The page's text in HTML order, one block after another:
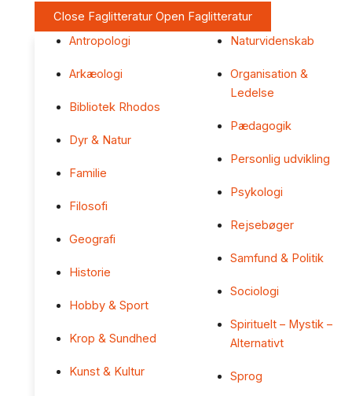
Close Faglitteratur Open Faglitteratur
Antropologi
Arkæologi
Bibliotek Rhodos
Dyr & Natur
Familie
Filosofi
Geografi
Historie
Hobby & Sport
Krop & Sundhed
Kunst & Kultur
Naturvidenskab
Organisation &
Ledelse
Pædagogik
Personlig udvikling
Psykologi
Rejsebøger
Samfund & Politik
Sociologi
Spirituelt – Mystik –
Alternativt
Sprog